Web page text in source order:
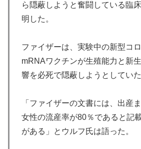
ら隠蔽しようと奮闘している臨
明した。
ファイザーは、実験中の新型コ
mRNAワクチンが生殖能力と新
響を必死で隠蔽しようとしていた
「ファイザーの文書には、出産
女性の流産率が80％であると記
がある」とウルフ氏は語った。